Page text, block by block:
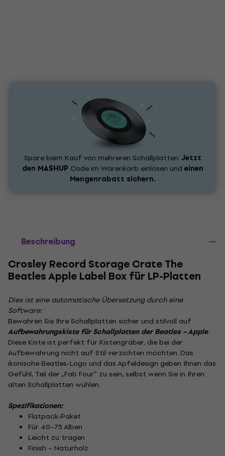
Spare beim Kauf von mehreren Schallplatten.Jetzt
den MASHUP Code im Warenkorb einlösen und einen
Mengenrabatt sichern.
Beschreibung
Crosley Record Storage Crate The
Beatles Apple Label Box für LP-Platten
Dies ist eine automatische Übersetzung durch eine
Software:
Bewahren Sie Ihre Schallplatten sicher und stilvoll auf
Aufbewahrungskiste für Schallplatten der Beatles – Apple.
Diese Kiste ist perfekt für Kistengräber, die bei der
Aufbewahrung nicht auf Stil verzichten möchten. Das
ikonische Beatles-Logo und das Apfeldesign geben Ihnen das
Gefühl, Teil der „Fab Four“ zu sein, selbst wenn Sie in Ihren
alten Schallplatten wühlen.
Spezifikationen:
Flatpack-Paket
Für 40–75 Alben
Leicht zu tragen
Finish – Naturholz